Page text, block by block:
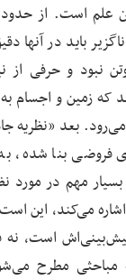
باید در
نبود و حرفی از
که زمین و اجسام
بعد «نظریه
فروضی بنا شده،
مهم در مورد
اشاره می‌کند، این
است، نه
مباحثی مطرح